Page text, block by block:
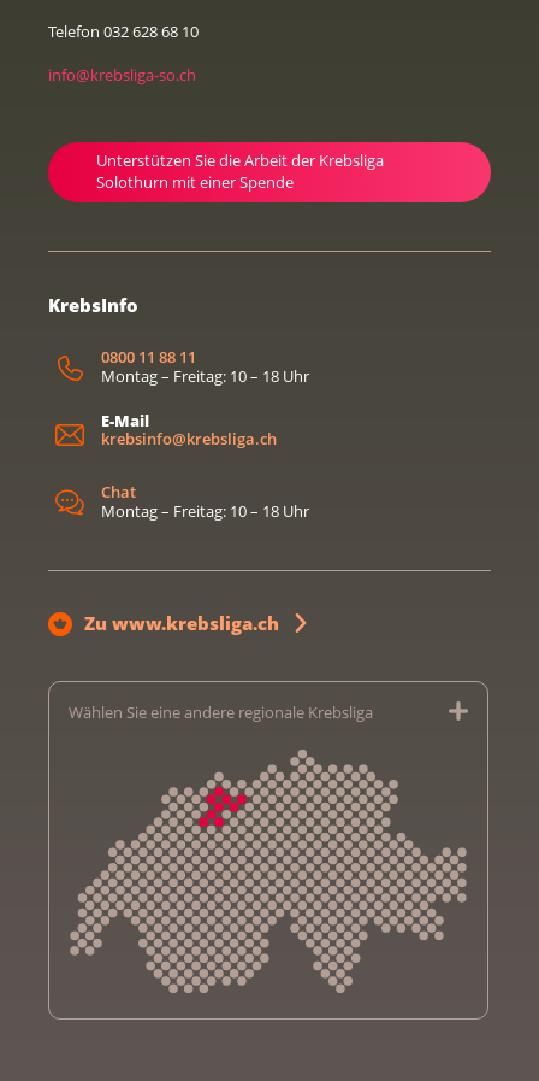
Telefon 032 628 68 10
info@krebsliga-so.ch
Unterstützen Sie die Arbeit der Krebsliga
Solothurn mit einer Spende
KrebsInfo
0800 11 88 11
Montag – Freitag: 10 – 18 Uhr
E-Mail
krebsinfo@krebsliga.ch
Chat
Montag – Freitag: 10 – 18 Uhr
Zu www.krebsliga.ch
Wählen Sie eine andere regionale Krebsliga